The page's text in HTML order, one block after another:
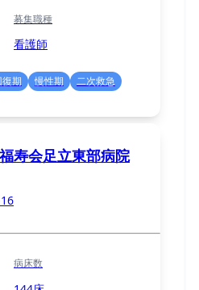
募集職種
看護師
復期 慢性期
二次救急
寿会足立東部病院
病床数